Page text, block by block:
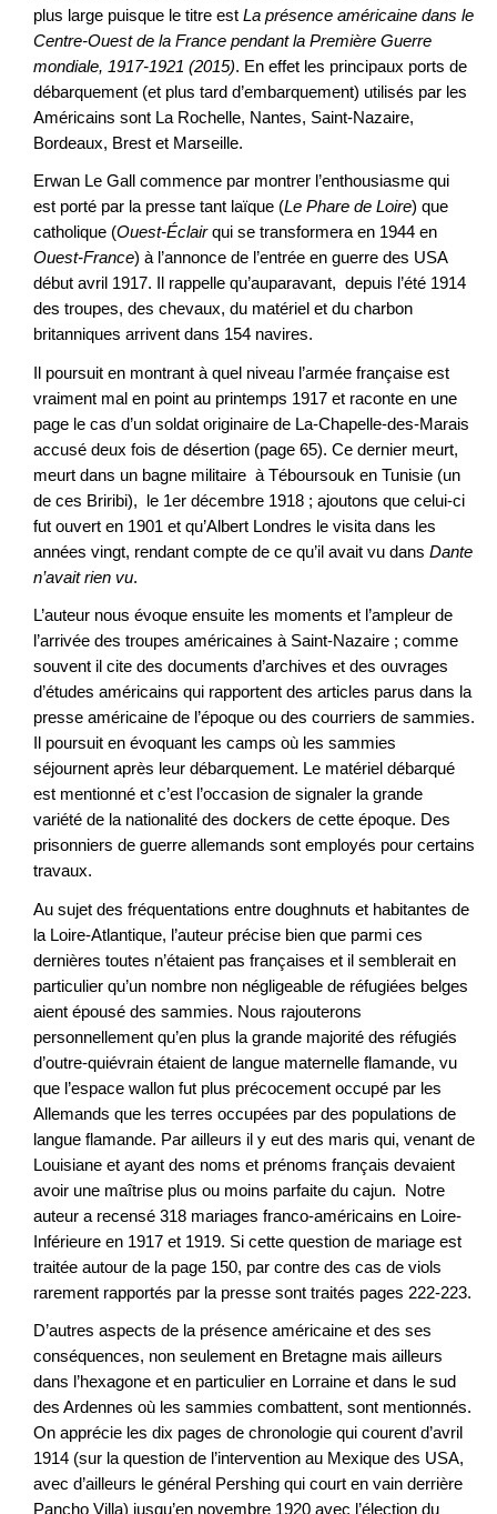
plus large puisque le titre est La présence américaine dans le
Centre-Ouest de la France pendant la Première Guerre
mondiale, 1917-1921 (2015). En effet les principaux ports de
débarquement (et plus tard d’embarquement) utilisés par les
Américains sont La Rochelle, Nantes, Saint-Nazaire,
Bordeaux, Brest et Marseille.
Erwan Le Gall commence par montrer l’enthousiasme qui
est porté par la presse tant laïque (Le Phare de Loire) que
catholique (Ouest-Éclairqui se transformera en 1944 en
Ouest-France) à l’annonce de l’entrée en guerre des USA
début avril 1917. Il rappelle qu’auparavant, depuis l’été 1914
des troupes, des chevaux, du matériel et du charbon
britanniques arrivent dans 154 navires.
Il poursuit en montrant à quel niveau l’armée française est
vraiment mal en point au printemps 1917 et raconte en une
page le cas d’un soldat originaire de La-Chapelle-des-Marais
accusé deux fois de désertion (page 65). Ce dernier meurt,
meurt dans un bagne militaire à Téboursouk en Tunisie (un
de ces Briribi), le 1er décembre 1918 ; ajoutons que celui-ci
fut ouvert en 1901 et qu’Albert Londres le visita dans les
années vingt, rendant compte de ce qu’il avait vu dans Dante
n’avait rien vu.
L’auteur nous évoque ensuite les moments et l’ampleur de
l’arrivée des troupes américaines à Saint-Nazaire ; comme
souvent il cite des documents d’archives et des ouvrages
d’études américains qui rapportent des articles parus dans la
presse américaine de l’époque ou des courriers de sammies.
Il poursuit en évoquant les camps où les sammies
séjournent après leur débarquement. Le matériel débarqué
est mentionné et c’est l’occasion de signaler la grande
variété de la nationalité des dockers de cette époque. Des
prisonniers de guerre allemands sont employés pour certains
travaux.
Au sujet des fréquentations entre doughnuts et habitantes de
la Loire-Atlantique, l’auteur précise bien que parmi ces
dernières toutes n’étaient pas françaises et il semblerait en
particulier qu’un nombre non négligeable de réfugiées belges
aient épousé des sammies. Nous rajouterons
personnellement qu’en plus la grande majorité des réfugiés
d’outre-quiévrain étaient de langue maternelle flamande, vu
que l’espace wallon fut plus précocement occupé par les
Allemands que les terres occupées par des populations de
langue flamande. Par ailleurs il y eut des maris qui, venant de
Louisiane et ayant des noms et prénoms français devaient
avoir une maîtrise plus ou moins parfaite du cajun. Notre
auteur a recensé 318 mariages franco-américains en Loire-
Inférieure en 1917 et 1919. Si cette question de mariage est
traitée autour de la page 150, par contre des cas de viols
rarement rapportés par la presse sont traités pages 222-223.
D’autres aspects de la présence américaine et des ses
conséquences, non seulement en Bretagne mais ailleurs
dans l’hexagone et en particulier en Lorraine et dans le sud
des Ardennes où les sammies combattent, sont mentionnés.
On apprécie les dix pages de chronologie qui courent d’avril
1914 (sur la question de l’intervention au Mexique des USA,
avec d’ailleurs le général Pershing qui court en vain derrière
Pancho Villa) jusqu’en novembre 1920 avec l’élection du